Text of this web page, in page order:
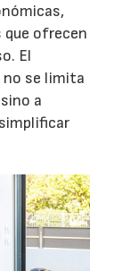
ofrecen
El
no se limita
a